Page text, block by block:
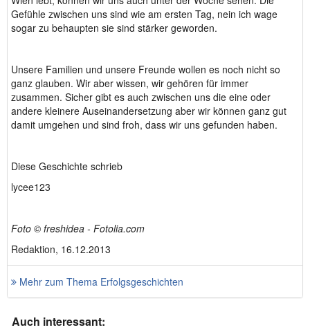
Gefühle zwischen uns sind wie am ersten Tag, nein ich wage
sogar zu behaupten sie sind stärker geworden.
Unsere Familien und unsere Freunde wollen es noch nicht so
ganz glauben. Wir aber wissen, wir gehören für immer
zusammen. Sicher gibt es auch zwischen uns die eine oder
andere kleinere Auseinandersetzung aber wir können ganz gut
damit umgehen und sind froh, dass wir uns gefunden haben.
Diese Geschichte schrieb
lycee123
Foto © freshidea - Fotolia.com
Redaktion, 16.12.2013
Mehr zum Thema Erfolgsgeschichten
Auch interessant: